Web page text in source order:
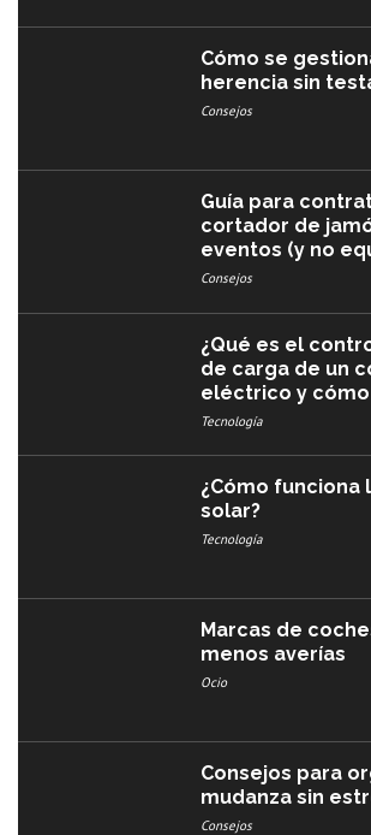
Cómo se
herencia sin
Consejos
Guía para
cortador de
eventos (y no
Consejos
¿Qué es el
de carga de un
eléctrico y
Tecnología
¿Cómo funciona
solar?
Tecnología
Marcas de
menos averías​
Ocio
Consejos para
mudanza sin
Consejos